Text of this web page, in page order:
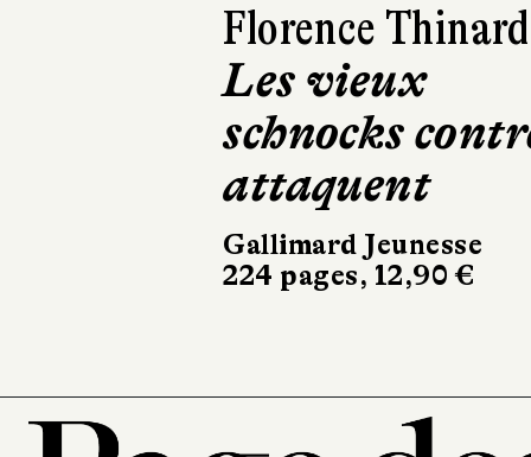
Florence Thinard
Les vieux
schnocks
attaquent
Gallimard Jeunesse
224 pages, 12,90 €